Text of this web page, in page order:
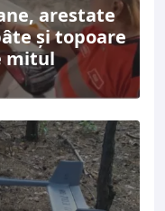
arestate
și topoare
mitul